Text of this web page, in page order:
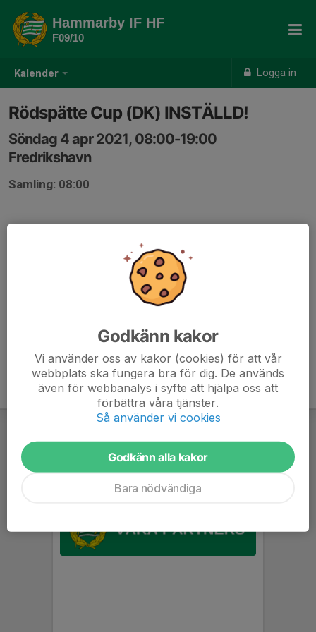
Kalender Logga in
Hammarby IF HF
F09/10
Rödspätte Cup (DK) INSTÄLLD!
Söndag 4 apr 2021, 08:00-19:00
Fredrikshavn
Samling: 08:00
Godkänn kakor
Vi använder oss av kakor (cookies) för att vår
webbplats ska fungera bra för dig. De används
även för webbanalys i syfte att hjälpa oss att
förbättra våra tjänster.
Så använder vi cookies
Godkänn alla kakor
Bara nödvändiga